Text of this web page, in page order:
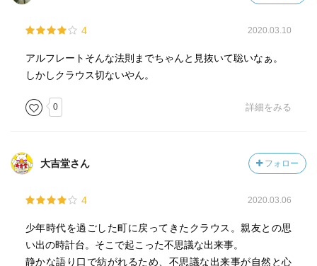
4 2020.03.10
アルフレートそんな法則までちゃんと見抜いて聡いなぁ。
しかしクラウス切ないやん。
0 詳細をみる
大吉堂さん フォロー
4 2020.03.06
少年時代を過ごした町に戻ってきたクラウス。親友との思
い出の時計台。そこで起こった不思議な出来事。
静かな語り口で紡がれるため、不思議な出来事が自然と心